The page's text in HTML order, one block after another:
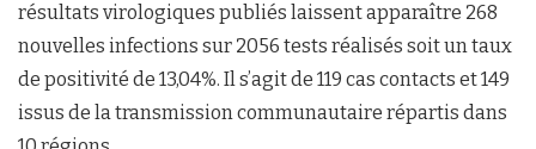
résultats virologiques publiés laissent apparaître 268
nouvelles infections sur 2056 tests réalisés soit un taux
de positivité de 13,04%. Il s’agit de 119 cas contacts et 149
issus de la transmission communautaire répartis dans